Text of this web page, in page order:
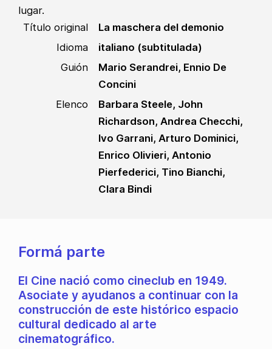
lugar.
Título original
La maschera del demonio
Idioma
italiano (subtitulada)
Guión
Mario Serandrei, Ennio De
Concini
Elenco
Barbara Steele, John
Richardson, Andrea Checchi,
Ivo Garrani, Arturo Dominici,
Enrico Olivieri, Antonio
Pierfederici, Tino Bianchi,
Clara Bindi
Formá parte
El Cine nació como cineclub en 1949.
Asociate y ayudanos a continuar con la
construcción de este histórico espacio
cultural dedicado al arte
cinematográfico.